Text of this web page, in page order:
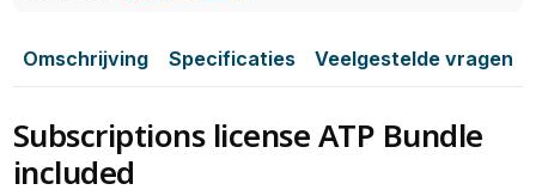
Omschrijving Specificaties Veelgestelde vragen
Subscriptions license ATP Bundle
included